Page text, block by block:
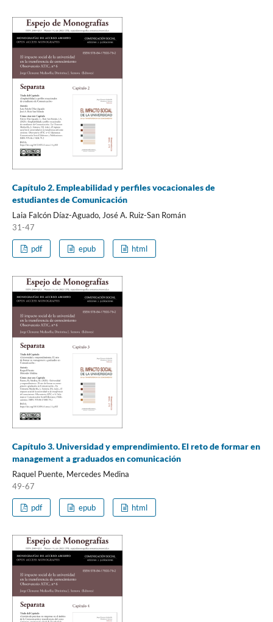
Capítulo 2. Empleabilidad y perfiles vocacionales de
estudiantes de Comunicación
Laia Falcón Díaz-Aguado, José A. Ruiz-San Román
31-47
pdf epub html
Capítulo 3. Universidad y emprendimiento. El reto de formar en
management a graduados en comunicación
Raquel Puente, Mercedes Medina
49-67
pdf epub html